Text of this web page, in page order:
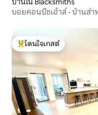
บ้านใน Blacksmiths
บอยคอนบีชเฮ้าส์ - บ้านสำ
โดนใจเกสต์ที่สุด
โดนใจเกสต์